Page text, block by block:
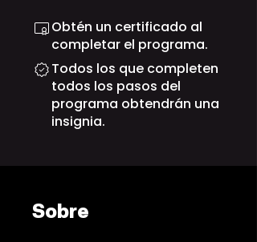
Obtén un certificado al
completar el programa.
Todos los que completen
todos los pasos del
programa obtendrán una
insignia.
Sobre